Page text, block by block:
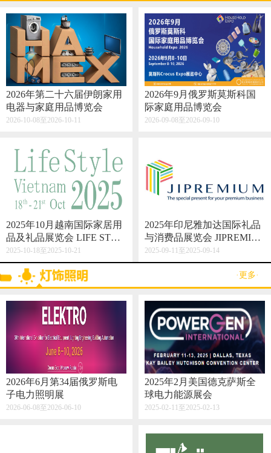
2026年第二十六届伊朗家用
电器与家庭用品博览会
2026-10-08至2026-10-11
2026年9月俄罗斯莫斯科国
际家庭用品博览会
2026-09-08至2026-09-10
2025年10月越南国际家居用
品及礼品展览会 LIFE STYL
E VIETNAM 2025
2025-10-18至2025-10-21
2025年印尼雅加达国际礼品
与消费品展览会 JIPREMIU
M
2025-09-11至2025-09-14
·更多·
2026年6月第34届俄罗斯电
子电力照明展
2026-06-08至2026-06-10
2025年2月美国德克萨斯全
球电力能源展会
2025-02-11至2025-02-13